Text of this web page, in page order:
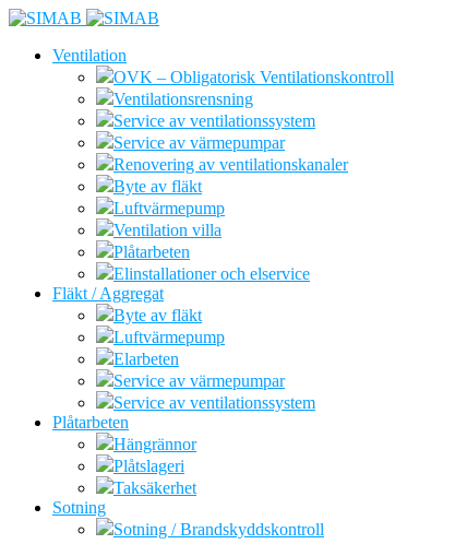
Ventilation
OVK – Obligatorisk Ventilationskontroll
Ventilationsrensning
Service av ventilationssystem
Service av värmepumpar
Renovering av ventilationskanaler
Byte av fläkt
Luftvärmepump
Ventilation villa
Plåtarbeten
Elinstallationer och elservice
Fläkt / Aggregat
Byte av fläkt
Luftvärmepump
Elarbeten
Service av värmepumpar
Service av ventilationssystem
Plåtarbeten
Hängrännor
Plåtslageri
Taksäkerhet
Sotning
Sotning / Brandskyddskontroll